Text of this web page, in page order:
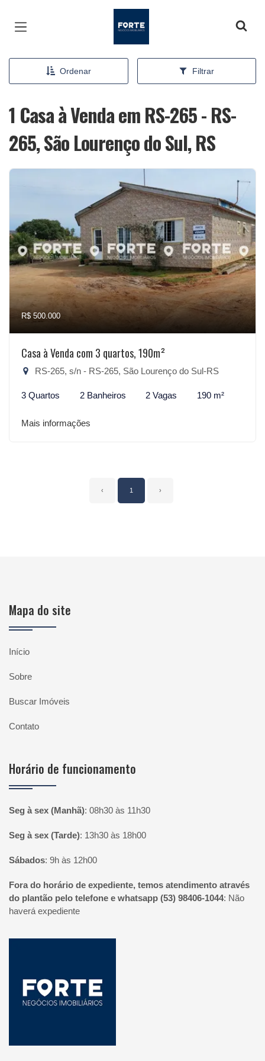
Ordenar Filtrar
1 Casa à Venda em RS-265 - RS-
265, São Lourenço do Sul, RS
R$ 500.000
Casa à Venda com 3 quartos, 190m²
RS-265, s/n - RS-265, São Lourenço do Sul-RS
3 Quartos 2 Banheiros 2 Vagas 190 m²
Mais informações
‹ 1 ›
Mapa do site
Início
Sobre
Buscar Imóveis
Contato
Horário de funcionamento
Seg à sex (Manhã): 08h30 às 11h30
Seg à sex (Tarde): 13h30 às 18h00
Sábados: 9h às 12h00
Fora do horário de expediente, temos atendimento através
do plantão pelo telefone e whatsapp (53) 98406-1044: Não
haverá expediente